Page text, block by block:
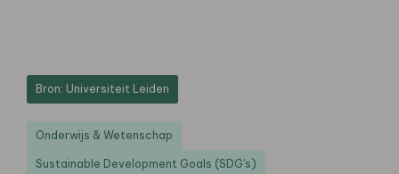
Bron: Universiteit Leiden
Onderwijs & Wetenschap
Sustainable Development Goals (SDG's)